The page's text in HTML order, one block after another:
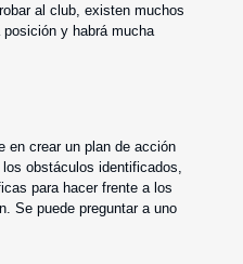
al club, existen muchos
y habrá mucha
en crear un plan de acción
obstáculos identificados,
para hacer frente a los
Se puede preguntar a uno